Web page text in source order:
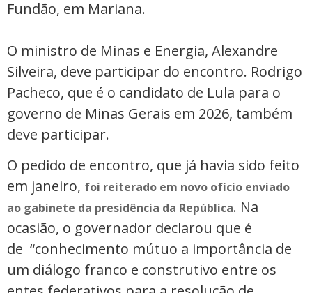
Fundão, em Mariana.
O ministro de Minas e Energia, Alexandre
Silveira, deve participar do encontro. Rodrigo
Pacheco, que é o candidato de Lula para o
governo de Minas Gerais em 2026, também
deve participar.
O pedido de encontro, que já havia sido feito
em janeiro, foi reiterado em novo ofício enviado
ao gabinete da presidência da República. Na
ocasião, o governador declarou que é
de “conhecimento mútuo a importância de
um diálogo franco e construtivo entre os